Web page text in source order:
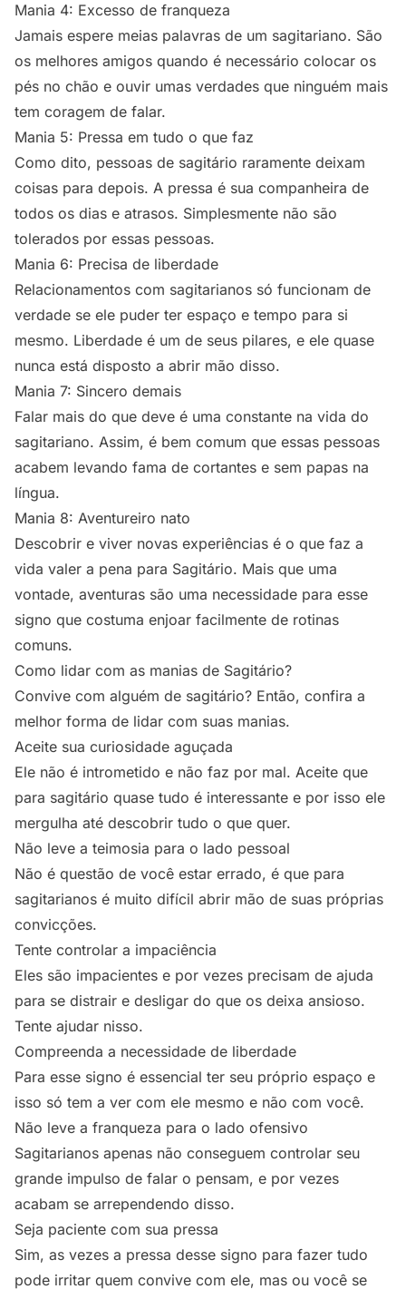
Mania 4: Excesso de franqueza
Jamais espere meias palavras de um sagitariano. São
os melhores amigos quando é necessário colocar os
pés no chão e ouvir umas verdades que ninguém mais
tem coragem de falar.
Mania 5: Pressa em tudo o que faz
Como dito, pessoas de sagitário raramente deixam
coisas para depois. A pressa é sua companheira de
todos os dias e atrasos. Simplesmente não são
tolerados por essas pessoas.
Mania 6: Precisa de liberdade
Relacionamentos com sagitarianos só funcionam de
verdade se ele puder ter espaço e tempo para si
mesmo. Liberdade é um de seus pilares, e ele quase
nunca está disposto a abrir mão disso.
Mania 7: Sincero demais
Falar mais do que deve é uma constante na vida do
sagitariano. Assim, é bem comum que essas pessoas
acabem levando fama de cortantes e sem papas na
língua.
Mania 8: Aventureiro nato
Descobrir e viver novas experiências é o que faz a
vida valer a pena para Sagitário. Mais que uma
vontade, aventuras são uma necessidade para esse
signo que costuma enjoar facilmente de rotinas
comuns.
Como lidar com as manias de Sagitário?
Convive com alguém de sagitário? Então, confira a
melhor forma de lidar com suas manias.
Aceite sua curiosidade aguçada
Ele não é intrometido e não faz por mal. Aceite que
para sagitário quase tudo é interessante e por isso ele
mergulha até descobrir tudo o que quer.
Não leve a teimosia para o lado pessoal
Não é questão de você estar errado, é que para
sagitarianos é muito difícil abrir mão de suas próprias
convicções.
Tente controlar a impaciência
Eles são impacientes e por vezes precisam de ajuda
para se distrair e desligar do que os deixa ansioso.
Tente ajudar nisso.
Compreenda a necessidade de liberdade
Para esse signo é essencial ter seu próprio espaço e
isso só tem a ver com ele mesmo e não com você.
Não leve a franqueza para o lado ofensivo
Sagitarianos apenas não conseguem controlar seu
grande impulso de falar o pensam, e por vezes
acabam se arrependendo disso.
Seja paciente com sua pressa
Sim, as vezes a pressa desse signo para fazer tudo
pode irritar quem convive com ele, mas ou você se